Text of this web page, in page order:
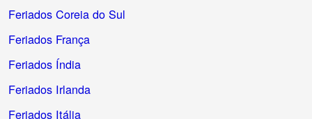
Feriados Coreia do Sul
Feriados França
Feriados Índia
Feriados Irlanda
Feriados Itália